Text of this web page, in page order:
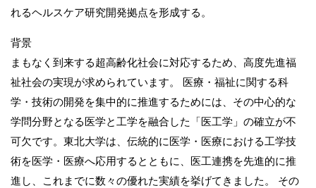
れるヘルスケア研究開発拠点を形成する。
背景
まもなく到来する超高齢化社会に対応するため、高度先進福
祉社会の実現が求められています。 医療・福祉に関する科
学・技術の開発を集中的に推進するためには、その中心的な
学問分野となる医学と工学を融合した「医工学」の確立が不
可欠です。東北大学は、伝統的に医学・医療における工学技
術を医学・医療へ応用するとともに、医工連携を先進的に推
進し、これまでに数々の優れた実績を挙げてきました。 その